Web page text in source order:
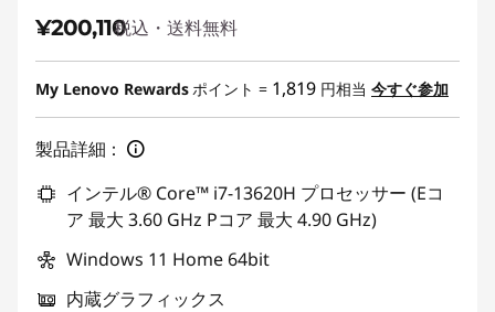
¥200,110税込・送料無料
My Lenovo Rewards ポイント = 1,819 円相当 今すぐ参加
製品詳細：
インテル® Core™ i7-13620H プロセッサー (Eコ
ア 最大 3.60 GHz Pコア 最大 4.90 GHz)
Windows 11 Home 64bit
内蔵グラフィックス